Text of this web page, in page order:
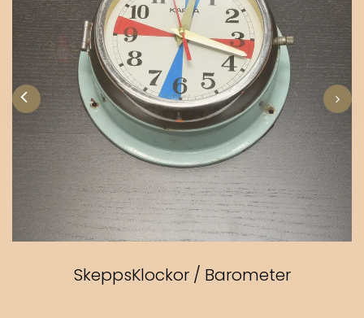
SkeppsKlockor / Barometer